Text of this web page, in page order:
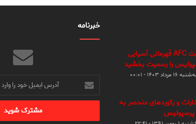
سایت AFC قهرمانی آسیایی
را رسمیت بخشید
۱۶ مرداد ۱۴۰۳ - ۰۰:۰۱
و رکوردهای منحصر به
پرسپولیس
خبرنامه
آدرس
ایمیل
خود
وارد